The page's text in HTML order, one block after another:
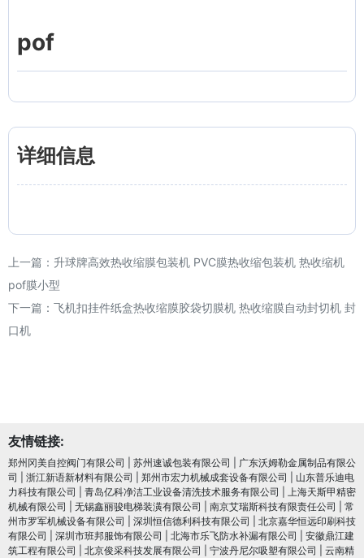
pof
详细信息
上一篇： 升球牌高效热收缩膜包装机 PVC膜热收缩包装机 热收缩机
pof膜小型
下一篇： 飞机扣挂件纸盒热收缩膜胶袋切膜机 热收缩膜自动封切机 封
口机
友情链接:
郑州冈美自控阀门有限公司 苏州速诚包装有限公司
广东沃姆勒金属制品有限公
司
浙江新语新材料有限公司 郑州市宏力机械成套设备有限公司
山东普乐迪电
力科技有限公司
青岛亿科净洁工业设备清洗技术服务有限公司
上海天斯甲精密
机械有限公司
无锡鑫丽骏电梯装潢有限公司 南京艾瑞斯科技有限责任公司
常
州市罗军机械设备有限公司
深圳恒信德利科技有限公司
北京嘉华恒远印刷科技
有限公司
深圳市班邦服饰有限公司 北海市乐飞防水补漏有限公司
安徽鼎江建
筑工程有限公司
北京俊采科技发展有限公司 宁波丹尼尔吸塑有限公司
云南精